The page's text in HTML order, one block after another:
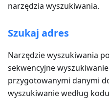
narzędzia wyszukiwania.
Szukaj adres
Narzędzie wyszukiwania
sekwencyjne
przygotowanymi danymi
wyszukiwanie według